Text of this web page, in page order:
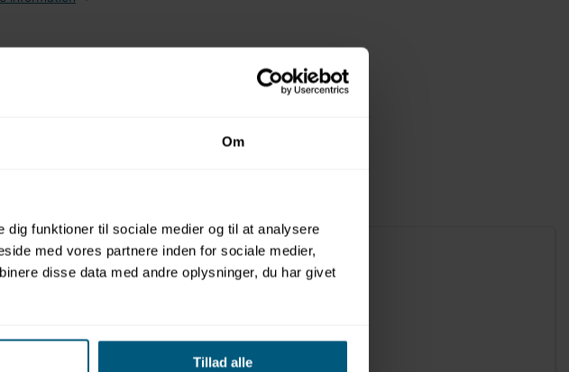
Om
funktioner til sociale medier og til at analysere
med vores partnere inden for sociale medier,
disse data med andre oplysninger, du har givet
Tillad alle